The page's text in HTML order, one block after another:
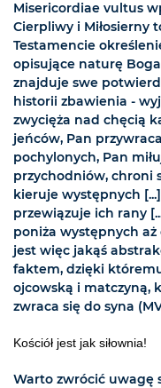
Misericordiae vultus
Cierpliwy i
Testamencie
opisujące naturę
znajduje swe
historii zbawienia -
zwycięża nad chęcią
jeńców, Pan
pochylonych, Pan
przychodniów, chroni
kieruje występnych
przewiązuje ich rany
poniża występnych aż
jest więc jakąś
faktem, dzięki
ojcowską i matczyną,
zwraca się do syna
Kościół jest jak siłownia!
Warto zwrócić uwagę